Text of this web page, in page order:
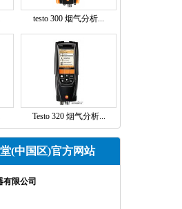
testo 300 烟气分析...
Testo 320 烟气分析...
(中国区)官方网站
有限公司